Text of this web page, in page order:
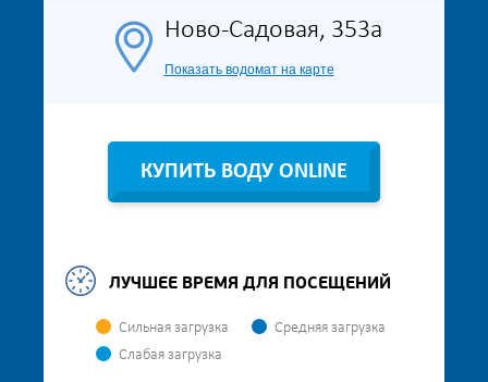
Ново-Садовая, 353а
Показать водомат на карте
КУПИТЬ ВОДУ ONLINE
ЛУЧШЕЕ ВРЕМЯ ДЛЯ ПОСЕЩЕНИЙ
Сильная загрузка
Средняя загрузка
Слабая загрузка